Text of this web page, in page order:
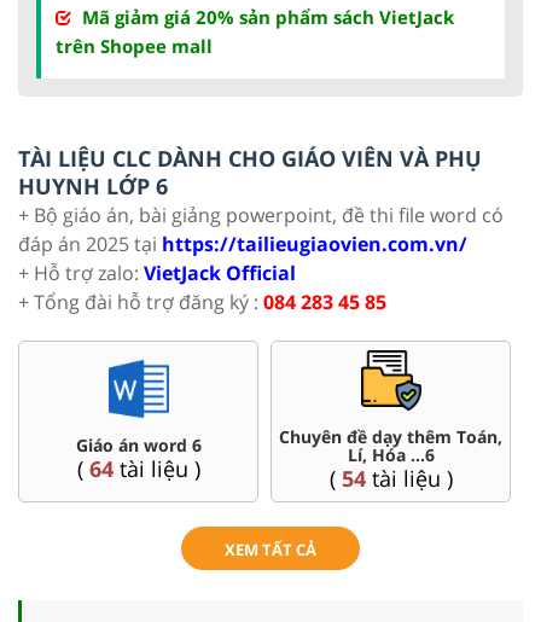
Mã giảm giá 20% sản phẩm sách VietJack
trên Shopee mall
TÀI LIỆU CLC DÀNH CHO GIÁO VIÊN VÀ PHỤ
HUYNH LỚP 6
+ Bộ giáo án, bài giảng powerpoint, đề thi file word có
đáp án 2025 tại https://tailieugiaovien.com.vn/
+ Hỗ trợ zalo: VietJack Official
+ Tổng đài hỗ trợ đăng ký : 084 283 45 85
dạy thêm Toán,
liệu )
Đề thi HSG 6
tài liệu )
Trắc nghiệm
XEM TẤT CẢ